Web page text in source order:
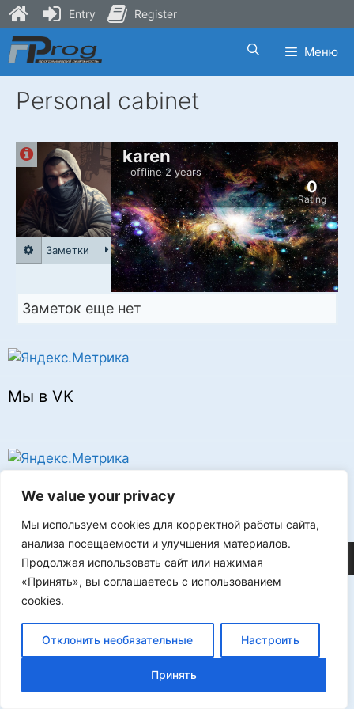
We value your privacy
Мы используем cookies для корректной работы сайта,
анализа посещаемости и улучшения материалов.
Продолжая использовать сайт или нажимая
«Принять», вы соглашаетесь с использованием
cookies.
Отклонить необязательные Настроить
Принять
Skip
to
content
Меню
Personal cabinet
karen
offline 2 years
Rating
0
Заметки
Заметок еще нет
Мы в VK
Реклама
©2026 FLProg
Entry Register